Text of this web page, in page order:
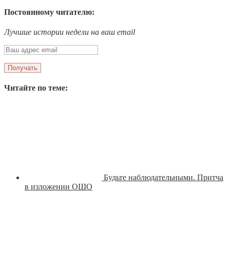
Постоянному читателю:
Лучшие истории недели на ваш email
Читайте по теме:
Будьте наблюдательными. Притча
в изложении ОШО